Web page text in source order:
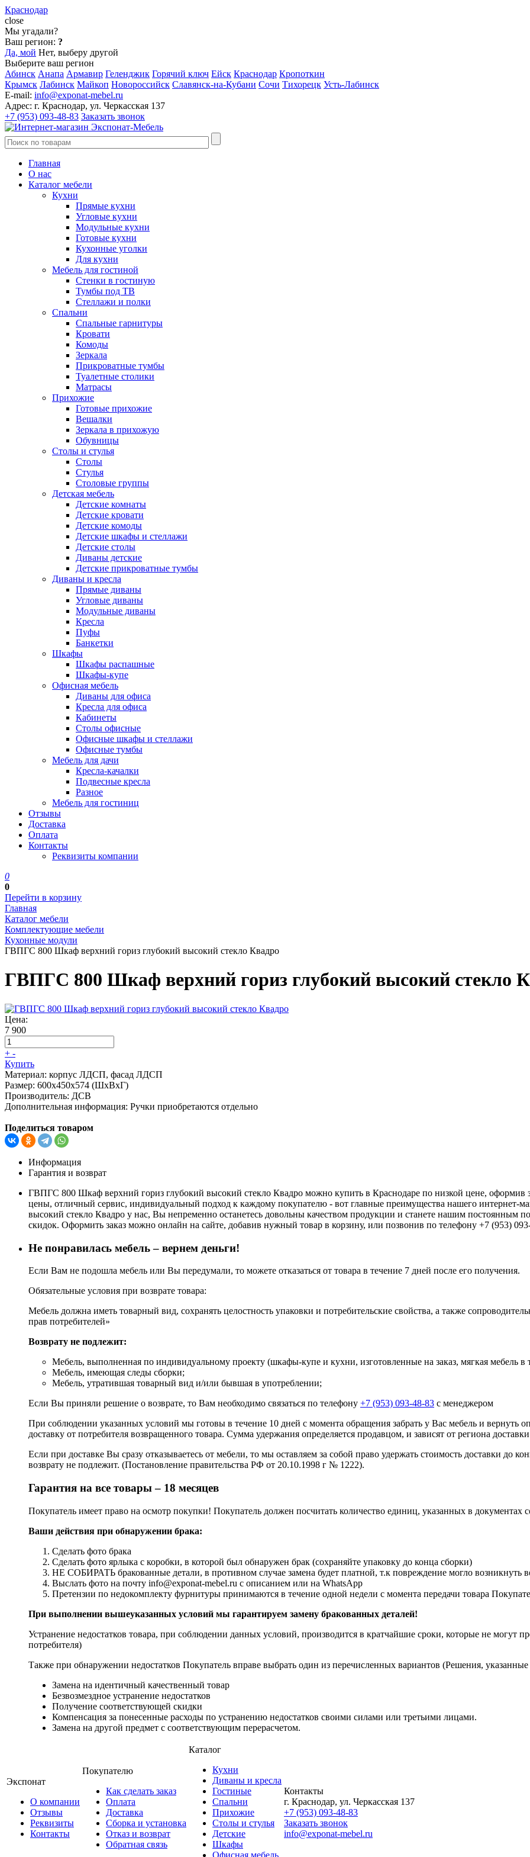
Краснодар
close
Мы угадали?
Ваш регион: ?
Да, мой Нет, выберу другой
Выберите ваш регион
Абинск Анапа Армавир Геленджик Горячий ключ Ейск Краснодар Кропоткин
Крымск Лабинск Майкоп Новороссийск Славянск-на-Кубани Сочи Тихорецк Усть-Лабинск
E-mail: info@exponat-mebel.ru
Адрес: г. Краснодар, ул. Черкасская 137
+7 (953) 093-48-83 Заказать звонок
Главная
О нас
Каталог мебели
Кухни
Прямые кухни
Угловые кухни
Модульные кухни
Готовые кухни
Кухонные уголки
Для кухни
Мебель для гостиной
Стенки в гостиную
Тумбы под ТВ
Стеллажи и полки
Спальни
Спальные гарнитуры
Кровати
Комоды
Зеркала
Прикроватные тумбы
Туалетные столики
Матрасы
Прихожие
Готовые прихожие
Вешалки
Зеркала в прихожую
Обувницы
Столы и стулья
Столы
Стулья
Столовые группы
Детская мебель
Детские комнаты
Детские кровати
Детские комоды
Детские шкафы и стеллажи
Детские столы
Диваны детские
Детские прикроватные тумбы
Диваны и кресла
Прямые диваны
Угловые диваны
Модульные диваны
Кресла
Пуфы
Банкетки
Шкафы
Шкафы распашные
Шкафы-купе
Офисная мебель
Диваны для офиса
Кресла для офиса
Кабинеты
Столы офисные
Офисные шкафы и стеллажи
Офисные тумбы
Мебель для дачи
Кресла-качалки
Подвесные кресла
Разное
Мебель для гостиниц
Отзывы
Доставка
Оплата
Контакты
Реквизиты компании
0
0
Перейти в корзину
Главная
Каталог мебели
Комплектующие мебели
Кухонные модули
ГВПГС 800 Шкаф верхний гориз глубокий высокий стекло Квадро
ГВПГС 800 Шкаф верхний гориз глубокий высокий стекло
Цена:
7 900
+ -
Купить
Материал: корпус ЛДСП, фасад ЛДСП
Размер: 600х450х574 (ШхВхГ)
Производитель: ДСВ
Дополнительная информация: Ручки приобретаются отдельно
Поделиться товаром
Информация
Гарантия и возврат
ГВПГС 800 Шкаф верхний гориз глубокий высокий стекло Квадро можно купить в Краснодаре по низкой цене, оформив
цены, отличный сервис, индивидуальный подход к каждому покупателю - вот главные преимущества нашего интернет-
высокий стекло Квадро у нас, Вы непременно останетесь довольны качеством продукции и станете нашим постоянным
скидок. Оформить заказ можно онлайн на сайте, добавив нужный товар в корзину, или позвонив по телефону +7 (953)
Не понравилась мебель – вернем деньги!
Если Вам не подошла мебель или Вы передумали, то можете отказаться от товара в течение 7 дней после его получения.
Обязательные условия при возврате товара:
Мебель должна иметь товарный вид, сохранять целостность упаковки и потребительские свойства, а также
прав потребителей»
Возврату не подлежит:
Мебель, выполненная по индивидуальному проекту (шкафы-купе и кухни, изготовленные на заказ, мягкая мебель
Мебель, имеющая следы сборки;
Мебель, утратившая товарный вид и/или бывшая в употреблении;
Если Вы приняли решение о возврате, то Вам необходимо связаться по телефону +7 (953) 093-48-83 с менеджером
При соблюдении указанных условий мы готовы в течение 10 дней с момента обращения забрать у Вас мебель и вернуть
доставку от потребителя возвращенного товара. Сумма удержания определяется продавцом, и зависят от региона доставки
Если при доставке Вы сразу отказываетесь от мебели, то мы оставляем за собой право удержать стоимость доставки до
возврату не подлежит. (Постановление правительства РФ от 20.10.1998 г № 1222).
Гарантия на все товары – 18 месяцев
Покупатель имеет право на осмотр покупки! Покупатель должен посчитать количество единиц, указанных в документах
Ваши действия при обнаружении брака:
Сделать фото брака
Сделать фото ярлыка с коробки, в которой был обнаружен брак (сохраняйте упаковку до конца сборки)
НЕ СОБИРАТЬ бракованные детали, в противном случае замена будет платной, т.к повреждение могло возникнуть
Выслать фото на почту info@exponat-mebel.ru с описанием или на WhatsApp
Претензии по недокомплекту фурнитуры принимаются в течение одной недели с момента передачи товара
При выполнении вышеуказанных условий мы гарантируем замену бракованных деталей!
Устранение недостатков товара, при соблюдении данных условий, производится в кратчайшие сроки, которые не могут
потребителя)
Также при обнаружении недостатков Покупатель вправе выбрать один из перечисленных вариантов (Решения,
Замена на идентичный качественный товар
Безвозмездное устранение недостатков
Получение соответствующей скидки
Компенсация за понесенные расходы по устранению недостатков своими силами или третьими лицами.
Замена на другой предмет с соответствующим перерасчетом.
Экспонат
О компании
Отзывы
Реквизиты
Контакты
Покупателю
Как сделать заказ
Оплата
Доставка
Сборка и установка
Отказ и возврат
Обратная связь
Каталог
Кухни
Диваны и кресла
Гостиные
Спальни
Прихожие
Столы и стулья
Детские
Шкафы
Офисная мебель
Контакты
г. Краснодар, ул. Черкасская 137
+7 (953) 093-48-83
Заказать звонок
info@exponat-mebel.ru